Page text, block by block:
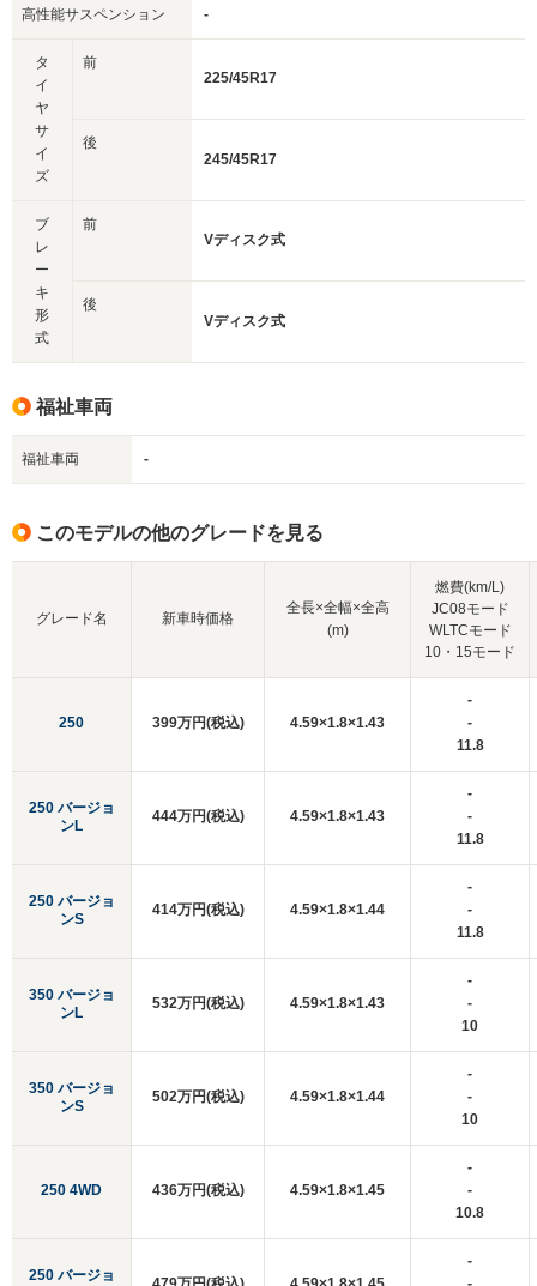
高性能サスペンション -
タ
イ
ヤ
サ
イ
ズ
前
225/45R17
後
245/45R17
ブ
レ
ー
キ
形
式
前
Vディスク式
後
Vディスク式
福祉車両
福祉車両 -
このモデルの他のグレードを見る
グレード名
250
250 バージョ
ンL
250 バージョ
ンS
350 バージョ
ンL
350 バージョ
ンS
250 4WD
250 バージョ
新車時価格
全長×全幅×全高
(m)
燃費(km/L)
JC08モード
WLTCモード
10・15モード
399万円(税込) 4.59×1.8×1.43
-
-
11.8
444万円(税込) 4.59×1.8×1.43
-
-
11.8
414万円(税込) 4.59×1.8×1.44
-
-
11.8
532万円(税込) 4.59×1.8×1.43
-
-
10
502万円(税込) 4.59×1.8×1.44
-
-
10
436万円(税込) 4.59×1.8×1.45
-
-
10.8
-